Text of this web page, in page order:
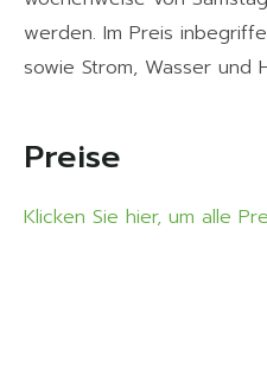
werden. Im Preis
sowie Strom, Wasser und
Preise
Klicken Sie hier, um alle